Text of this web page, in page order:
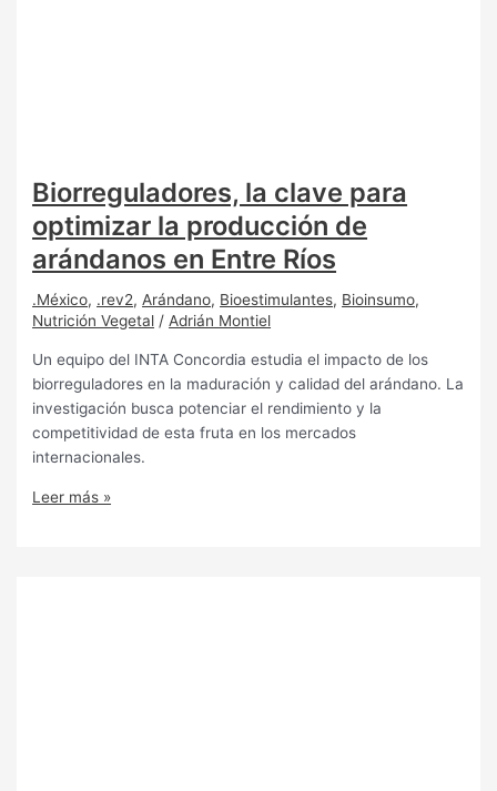
Biorreguladores, la clave para
optimizar la producción de
arándanos en Entre Ríos
.México, .rev2,Arándano, Bioestimulantes, Bioinsumo,
Nutrición Vegetal /Adrián Montiel
Un equipo del INTA Concordia estudia el impacto de los
biorreguladores en la maduración y calidad del arándano. La
investigación busca potenciar el rendimiento y la
competitividad de esta fruta en los mercados
internacionales.
Leer más »